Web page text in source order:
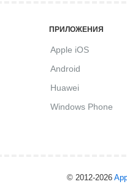
ПРИЛОЖЕНИЯ
Apple iOS
Android
Huawei
Windows Phone
© 2012-2026